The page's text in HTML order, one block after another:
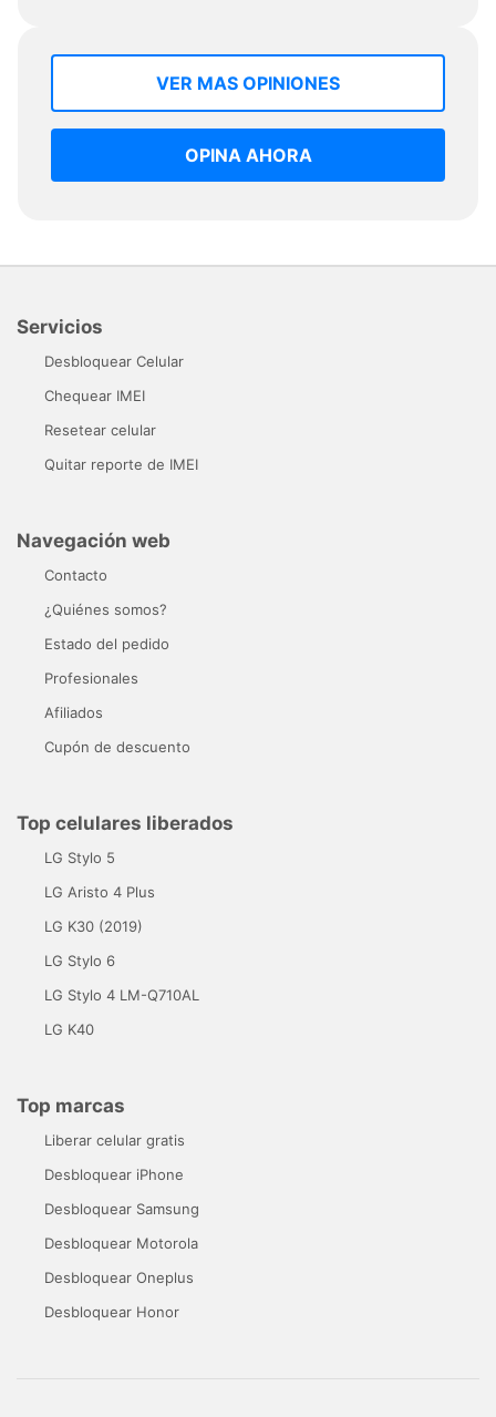
VER MAS OPINIONES
OPINA AHORA
Servicios
Desbloquear Celular
Chequear IMEI
Resetear celular
Quitar reporte de IMEI
Navegación web
Contacto
¿Quiénes somos?
Estado del pedido
Profesionales
Afiliados
Cupón de descuento
Top celulares liberados
LG Stylo 5
LG Aristo 4 Plus
LG K30 (2019)
LG Stylo 6
LG Stylo 4 LM-Q710AL
LG K40
Top marcas
Liberar celular gratis
Desbloquear iPhone
Desbloquear Samsung
Desbloquear Motorola
Desbloquear Oneplus
Desbloquear Honor